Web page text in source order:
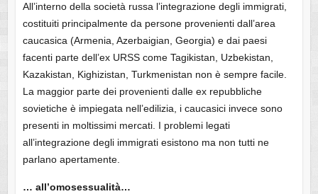
All’interno della società russa l’integrazione degli immigrati,
costituiti principalmente da persone provenienti dall’area
caucasica (Armenia, Azerbaigian, Georgia) e dai paesi
facenti parte dell’ex URSS come Tagikistan, Uzbekistan,
Kazakistan, Kighizistan, Turkmenistan non è sempre facile.
La maggior parte dei provenienti dalle ex repubbliche
sovietiche è impiegata nell’edilizia, i caucasici invece sono
presenti in moltissimi mercati. I problemi legati
all’integrazione degli immigrati esistono ma non tutti ne
parlano apertamente.
… all’omosessualità…